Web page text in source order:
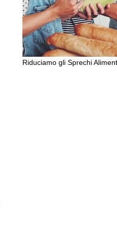
Riduciamo gli Sprechi